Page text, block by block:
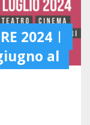
2024 |
al